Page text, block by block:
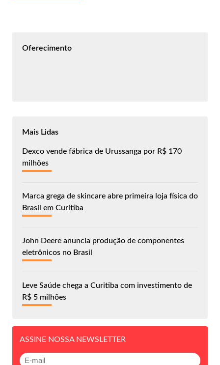
Oferecimento
Mais Lidas
Dexco vende fábrica de Urussanga por R$ 170
milhões
Marca grega de skincare abre primeira loja física do
Brasil em Curitiba
John Deere anuncia produção de componentes
eletrônicos no Brasil
Leve Saúde chega a Curitiba com investimento de
R$ 5 milhões
ASSINE NOSSA NEWSLETTER